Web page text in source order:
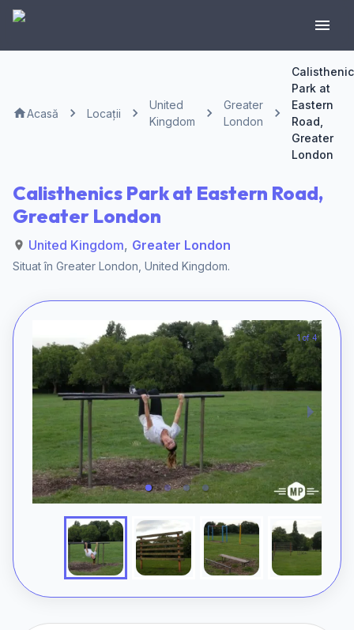
Acasă Locații
United
Kingdom
Greater
London
Park at
Eastern
Road,
Greater
London
Calisthenics Park at Eastern Road,
Greater London
United Kingdom, Greater London
Situat în Greater London United Kingdom.
1 of 4